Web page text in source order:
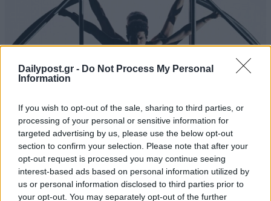
Dailypost.gr - Do Not Process My Personal
Information
If you wish to opt-out of the sale, sharing to third parties, or
processing of your personal or sensitive information for
targeted advertising by us, please use the below opt-out
section to confirm your selection. Please note that after your
opt-out request is processed you may continue seeing
interest-based ads based on personal information utilized by
us or personal information disclosed to third parties prior to
your opt-out. You may separately opt-out of the further
Eurovision 2025: Απόψε ο Α’ Ημιτελικός – Η
εμφάνιση της Κύπρου και τα φαβορί για την